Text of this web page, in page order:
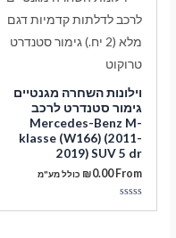
וילונות השחרה מגנטיים
גימור סטנדרט לרכב
Mercedes-Benz M-
klasse (W166) (2011-
2019) SUV 5 dr
From
₪0.00 כולל מע"מ